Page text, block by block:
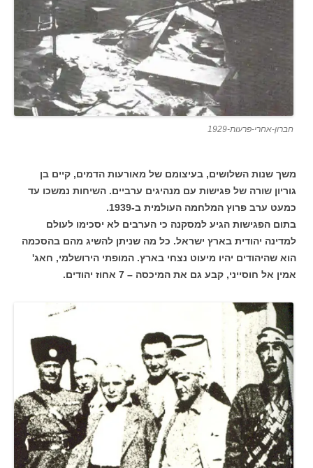
חברון-אחרי-פרעות-1929
משך שנות השלושים, בעיצומם של מאורעות הדמים, קיים בן
גוריון שורה של פגישות עם מנהיגים ערביים. השיחות נמשכו עד
כמעט ערב פרוץ המלחמה העולמית ב-1939.
בתום הפגישות הגיע למסקנה כי הערבים לא יסכימו לעולם
למדינה יהודית בארץ ישראל. כל מה שניתן להשיג מהם בהסכמה
הוא שהיהודים יהיו מיעוט נצחי בארץ. המופתי הירושלמי, חאג'
אמין אל חוסייני, קבע גם את המיכסה – 7 אחוז יהודים.